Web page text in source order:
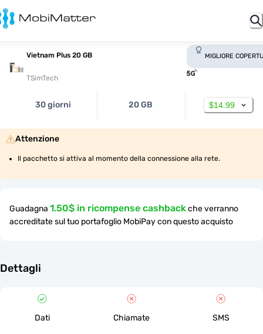
Vietnam Plus 20 GB
TSimTech
MIGLIORE
30 giorni 20 GB $14.99
Attenzione
Il pacchetto si attiva al momento della connessione alla rete.
Guadagna 1.50$ in ricompense cashbackche verranno
accreditate sul tuo portafoglio MobiPay con questo acquisto
Dettagli
Dati Chiamate SMS